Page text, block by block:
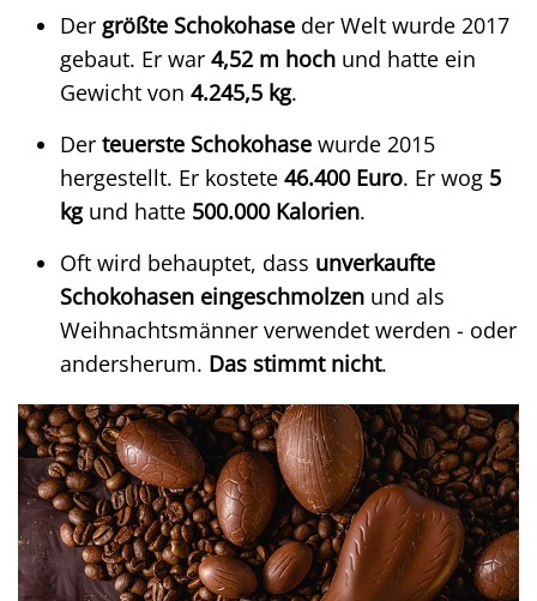
Der größte Schokohase der Welt wurde 2017
gebaut. Er war 4,52 m hoch und hatte ein
Gewicht von 4.245,5 kg.
Der teuerste Schokohase wurde 2015
hergestellt. Er kostete 46.400 Euro. Er wog 5
kgund hatte 500.000 Kalorien.
Oft wird behauptet, dass unverkaufte
Schokohasen eingeschmolzen und als
Weihnachtsmänner verwendet werden - oder
andersherum. Das stimmt nicht.